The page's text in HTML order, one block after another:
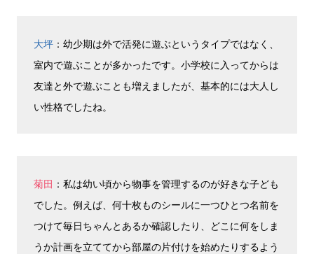
大坪 ：幼少期は外で活発に遊ぶというタイプではなく、
室内で遊ぶことが多かったです。小学校に入ってからは
友達と外で遊ぶことも増えましたが、基本的には大人し
い性格でしたね。
菊田 ：私は幼い頃から物事を管理するのが好きな子ども
でした。例えば、何十枚ものシールに一つひとつ名前を
つけて毎日ちゃんとあるか確認したり、どこに何をしま
うか計画を立ててから部屋の片付けを始めたりするよう